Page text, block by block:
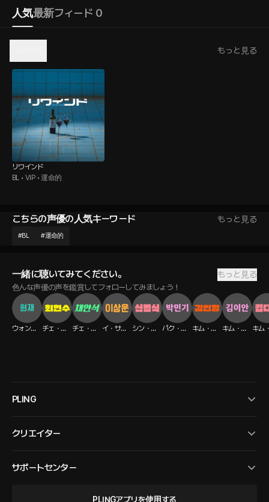
人気最新フィード 0
もっと見る
リワインド
BL • VIP • 運命的
こちらの声優の人気キーワード もっと見る
#BL #運命的
一緒に聴いてみてください。 もっと見る
色んな声優の声を鑑賞してフォローしてみましょう！
ウォンジェ チェ・ヒョンス チェ・アンソク イ・サンウン シン・ボムシク パク・ミンギ キム・イニョン キム・イアン
PLING
クリエイター
サポートセンター
PLINGアプリを使用する